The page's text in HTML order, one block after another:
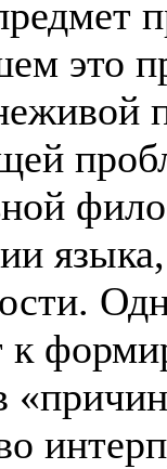
это
к